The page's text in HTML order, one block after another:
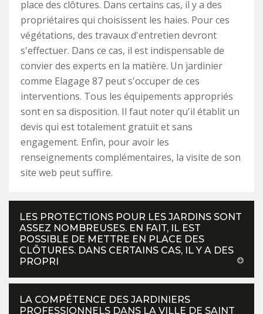
place des clôtures. Dans certains cas, il y a des
propriétaires qui choisissent les haies. Pour ces
végétations, des travaux d'entretien devront
s'effectuer. Dans ce cas, il est indispensable de
convier des experts en la matière. Un jardinier
comme Elagage 87 peut s'occuper de ces
interventions. Tous les équipements appropriés
sont en sa disposition. Il faut noter qu'il établit un
devis qui est totalement gratuit et sans
engagement. Enfin, pour avoir les
renseignements complémentaires, la visite de son
site web peut suffire.
LES PROTECTIONS POUR LES JARDINS SONT
ASSEZ NOMBREUSES. EN FAIT, IL EST
POSSIBLE DE METTRE EN PLACE DES
CLÔTURES. DANS CERTAINS CAS, IL Y A DES
PROPRI
LA COMPÉTENCE DES JARDINIERS
PROFESSIONNELS DANS LA VILLE DE SAINT